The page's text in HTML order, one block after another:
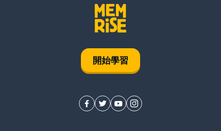
開始學習